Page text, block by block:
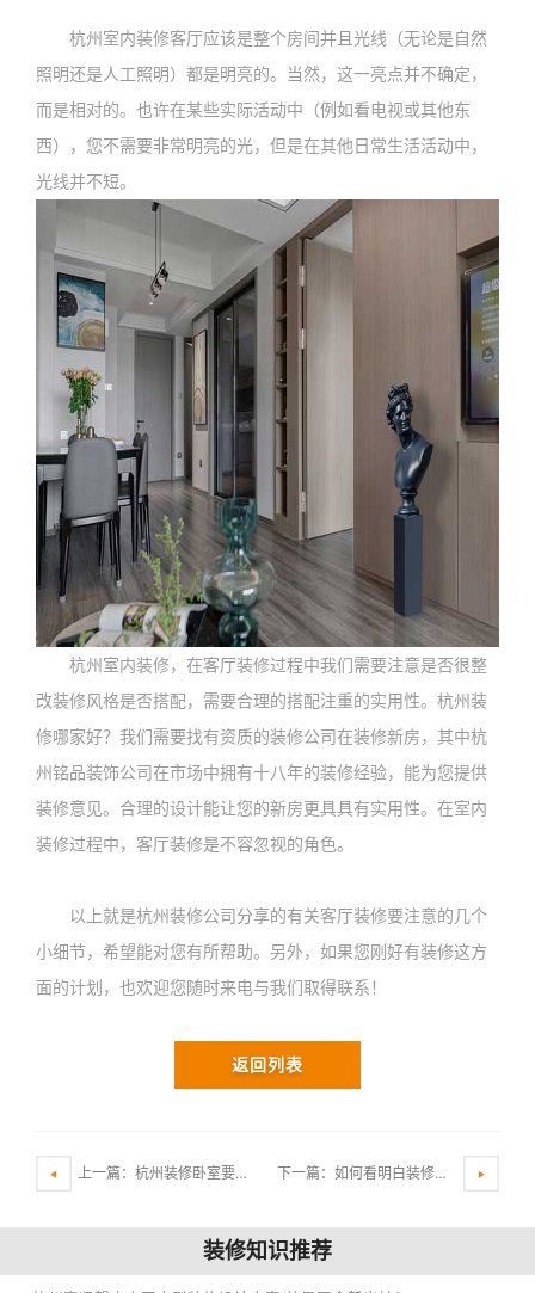
杭州室内装修客厅应该是整个房间并且光线（无论是自然
照明还是人工照明）都是明亮的。当然，这一亮点并不确定，
而是相对的。也许在某些实际活动中（例如看电视或其他东
西），您不需要非常明亮的光，但是在其他日常生活活动中，
光线并不短。
杭州室内装修，在客厅装修过程中我们需要注意是否很整
改装修风格是否搭配，需要合理的搭配注重的实用性。杭州装
修哪家好？我们需要找有资质的装修公司在装修新房，其中杭
州铭品装饰公司在市场中拥有十八年的装修经验，能为您提供
装修意见。合理的设计能让您的新房更具具有实用性。在室内
装修过程中，客厅装修是不容忽视的角色。
以上就是杭州装修公司分享的有关客厅装修要注意的几个
小细节，希望能对您有所帮助。另外，如果您刚好有装修这方
面的计划，也欢迎您随时来电与我们取得联系！
返回列表
上一篇：杭州装修卧室要注意哪些要点 下一篇：如何看明白装修公司报价差别在那里？
装修知识推荐